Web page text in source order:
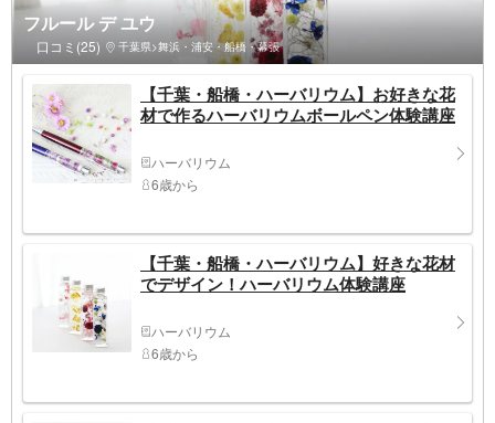
フルール デ ユウ
口コミ(25) 千葉県>舞浜・浦安・船橋・幕張
【千葉・船橋・ハーバリウム】お好きな花
材で作るハーバリウムボールペン体験講座
ハーバリウム
6歳から
【千葉・船橋・ハーバリウム】好きな花材
でデザイン！ハーバリウム体験講座
ハーバリウム
6歳から